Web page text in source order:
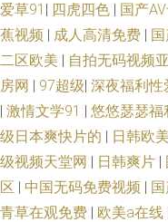
爱草91 | 四虎四色 | 国产
蕉视频 | 成人高清免费 |
二区欧美 | 自拍无码视频
房网 | 97超级| 深夜福利性
| 激情文学91 | 悠悠瑟瑟福
级日本爽快片的 | 日韩欧
级视频天堂网 | 日韩爽片 |
区 | 中国无码免费视频 |
青草在观免费 | 欧美a在线